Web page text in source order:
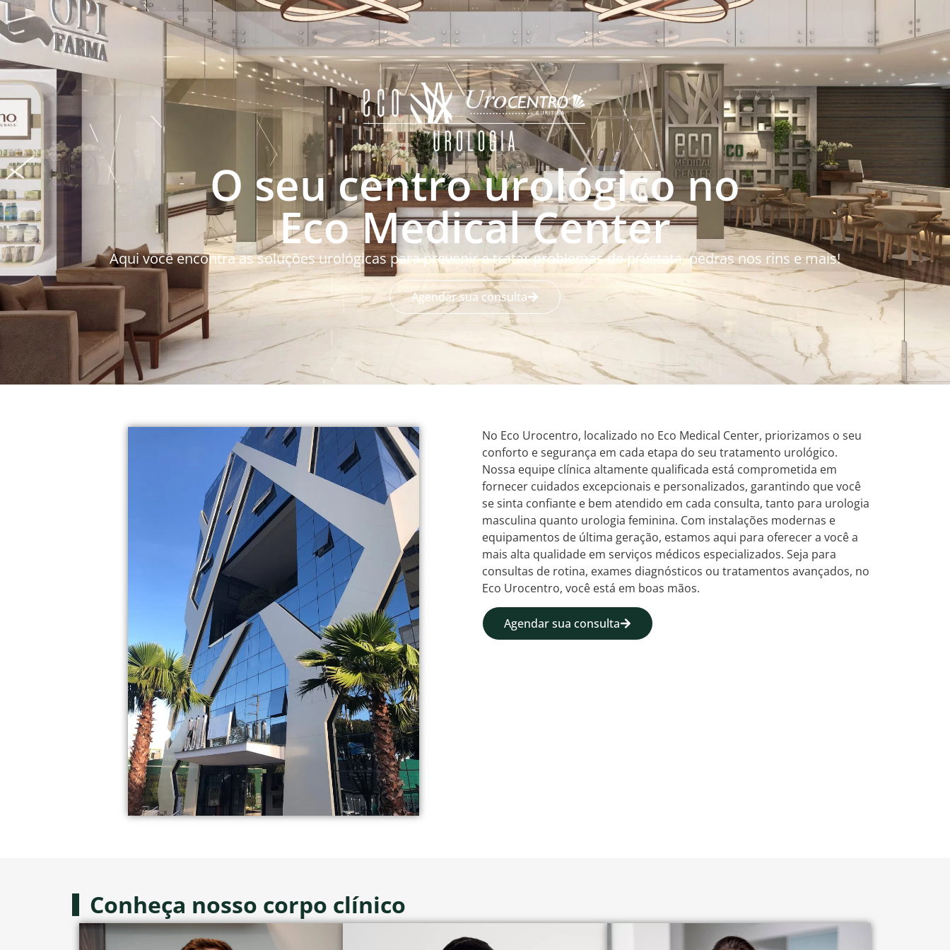
O seu centro urológico no
Eco Medical Center
Aqui você encontra as soluções urológicas para prevenir e tratar problemas de próstata, pedras nos rins e mais!
Agendar sua consulta
No Eco Urocentro, localizado no Eco Medical Center, priorizamos o seu
conforto e segurança em cada etapa do seu tratamento urológico.
Nossa equipe clínica altamente qualificada está comprometida em
fornecer cuidados excepcionais e personalizados, garantindo que você
se sinta confiante e bem atendido em cada consulta, tanto para urologia
masculina quanto urologia feminina. Com instalações modernas e
equipamentos de última geração, estamos aqui para oferecer a você a
mais alta qualidade em serviços médicos especializados. Seja para
consultas de rotina, exames diagnósticos ou tratamentos avançados, no
Eco Urocentro, você está em boas mãos.
Agendar sua consulta
Conheça nosso corpo clínico